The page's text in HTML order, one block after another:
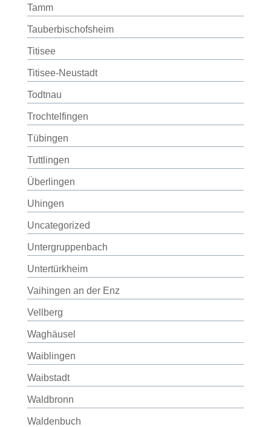
Tamm
Tauberbischofsheim
Titisee
Titisee-Neustadt
Todtnau
Trochtelfingen
Tübingen
Tuttlingen
Überlingen
Uhingen
Uncategorized
Untergruppenbach
Untertürkheim
Vaihingen an der Enz
Vellberg
Waghäusel
Waiblingen
Waibstadt
Waldbronn
Waldenbuch